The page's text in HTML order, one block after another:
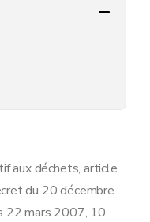
aux déchets, article
du 20 décembre
22 mars 2007, 10